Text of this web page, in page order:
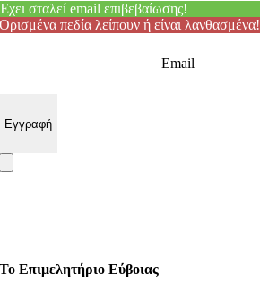
Έχει σταλεί email επιβεβαίωσης!
Ορισμένα πεδία λείπουν ή είναι λανθασμένα!
Email
Το Επιμελητήριο Εύβοιας